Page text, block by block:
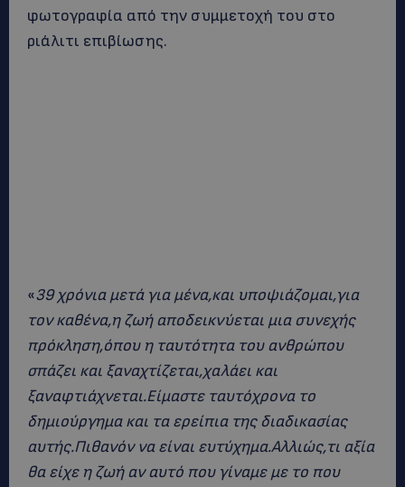
φωτογραφία από την συμμετοχή του στο
ριάλιτι επιβίωσης.
«39 χρόνια μετά για μένα,και υποψιάζομαι,για
τον καθένα,η ζωή αποδεικνύεται μια συνεχής
πρόκληση,όπου η ταυτότητα του ανθρώπου
σπάζει και ξαναχτίζεται,χαλάει και
ξαναφτιάχνεται.Είμαστε ταυτόχρονα το
δημιούργημα και τα ερείπια της διαδικασίας
αυτής.Πιθανόν να είναι ευτύχημα.Αλλιώς,τι αξία
θα είχε η ζωή αν αυτό που γίναμε με το που